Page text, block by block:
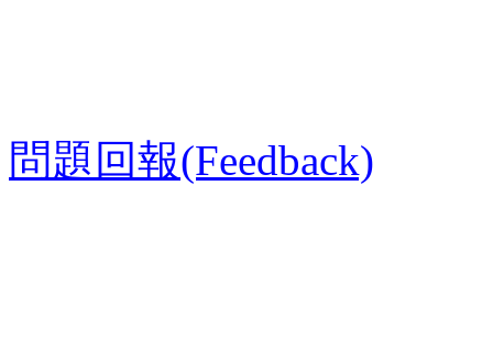
問題回報(Feedback)